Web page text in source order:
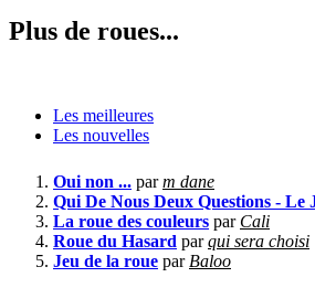
Plus de roues...
Les meilleures
Les nouvelles
Oui non ... parm dane
Qui De Nous Deux Questions - Le
La roue des couleurs par Cali
Roue du Hasard parqui sera choisi
Jeu de la roue par Baloo